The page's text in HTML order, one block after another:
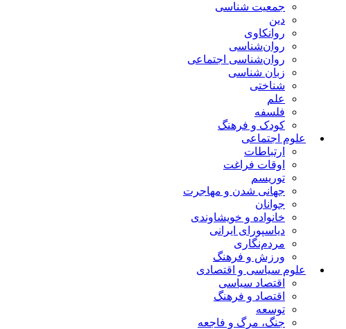
جمعیت شناسی
دین
روانکاوی
روان‌شناسی
روان‌شناسی اجتماعی
زبان شناسی
شناختی
علم
فلسفه
کودک و فرهنگ
علوم اجتماعی
ارتباطات
اوقات فراغت
توریسم
جهانی شدن و مهاجرت
جوانان
خانواده و خویشاوندی
دیاسپورای ایرانی
مردم‌نگاری
ورزش و فرهنگ
علوم سیاسی و اقتصادی
اقتصاد سیاسی
اقتصاد و فرهنگ
توسعه
جنگ، مرگ و فاجعه